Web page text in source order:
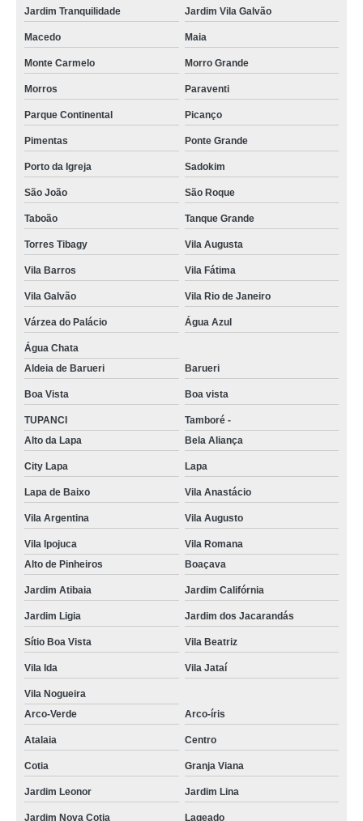
empresa especializada em lixamentos de piso Santo André
lixamentos de assoalho valor Brooklin
lixamento em pisos valor Jardim Califórnia
lixamentos em piso de madeira Jardim Califórnia
lixamentos de tacos valor Cidade Dutra
lixamentos de taco orçamento Bosque Maia Guarulhos
lixamentos de piso de madeira orçamento Jardim Nova Cotia
empresa que faz lixamentos de assoalho Jardim São Luiz
lixamentos parquet valor Jardim Nova Cotia
empresa especializada em lixamentos de piso de taco Vila Barros
empresa que faz lixamentos parquet Tanque Grande
empresa especializada em lixamentos de assoalho Jardim dos Jacarandás
lixamentos parquet orçamento São Miguel
lixamentos em piso de madeira Invernada
empresa que faz lixamentos piso madeira Vila Fátima
empresa especializada em lixamentos piso madeira Interlagos
lixamentos de parquet valor Alto de Pinheiros
lixamentos de piso de madeira orçamento Diadema
lixamentos de piso de taco Tanque Grande
lixamentos de parquet orçamento Recanto dos Victor
empresa que faz lixamentos de taco Vila Rio de Janeiro
empresa especializada em lixamentos piso madeira Jardim Europa
empresa que faz lixamentos de piso São Caetano do Sul
empresa que faz lixamentos de parquet Arco-íris
empresa especializada em lixamentos em piso de madeira Interlagos
empresa especializada em lixamentos parquet Jardins
lixamentos em piso de madeira orçamento City Lapa
Jardim Tranquilidade Jardim Vila Galvão
Macedo Maia
Monte Carmelo Morro Grande
Morros Paraventi
Parque Continental Picanço
Pimentas Ponte Grande
Porto da Igreja Sadokim
São João São Roque
Taboão Tanque Grande
Torres Tibagy Vila Augusta
Vila Barros Vila Fátima
Vila Galvão Vila Rio de Janeiro
Várzea do Palácio Água Azul
Água Chata
Aldeia de Barueri
Barueri
Boa Vista Boa vista
TUPANCI
Tamboré -
Alto da Lapa
Bela Aliança
City Lapa Lapa
Lapa de Baixo Vila Anastácio
Vila Argentina Vila Augusto
Vila Ipojuca
Vila Romana
Alto de Pinheiros
Boaçava
Jardim Atibaia Jardim Califórnia
Jardim Ligia Jardim dos Jacarandás
Sítio Boa Vista Vila Beatriz
Vila Ida Vila Jataí
Vila Nogueira
Arco-Verde
Arco-íris
Atalaia Centro
Cotia Granja Viana
Jardim Leonor Jardim Lina
Jardim Nova Cotia Lageado